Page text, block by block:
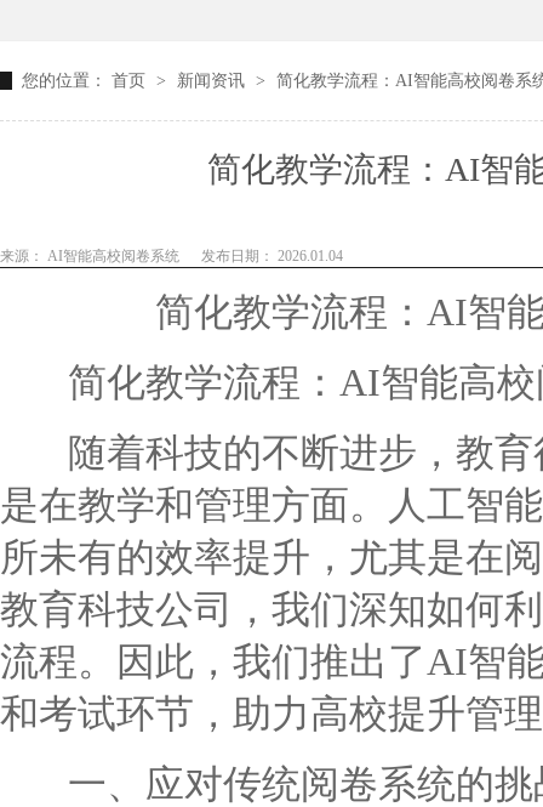
您的位置： 首页 > 新闻资讯 > 简化教学流程：AI智能高校阅卷系
简化教学流程：AI智
来源： AI智能高校阅卷系统 发布日期： 2026.01.04
简化教学流程：AI智
简化教学流程：AI智能高校
随着科技的不断进步，教育
是在教学和管理方面。人工智
所未有的效率提升，尤其是在
教育科技公司，我们深知如何
流程。因此，我们推出了AI智
和考试环节，助力高校提升管
一、应对传统阅卷系统的挑